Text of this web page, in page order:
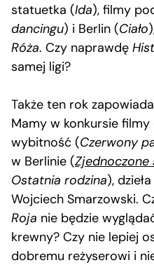
statuetka (Ida), filmy
dancingu) i Berlin (Ciało
Róża. Czy naprawdę
samej ligi?
Także ten rok
Mamy w konkursie
wybitność (Czerwony
w Berlinie (Zjednoczone
Ostatnia rodzina),
Wojciech Smarzowski.
Roja nie będzie
krewny? Czy nie lepiej
dobremu reżyserowi i